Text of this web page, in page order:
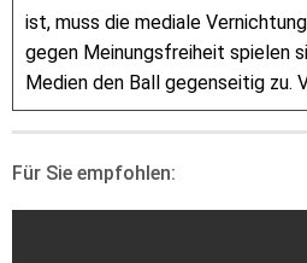
ist, muss die mediale
gegen Meinungsfreiheit spielen
Medien den Ball gegenseitig zu.
Für Sie empfohlen: